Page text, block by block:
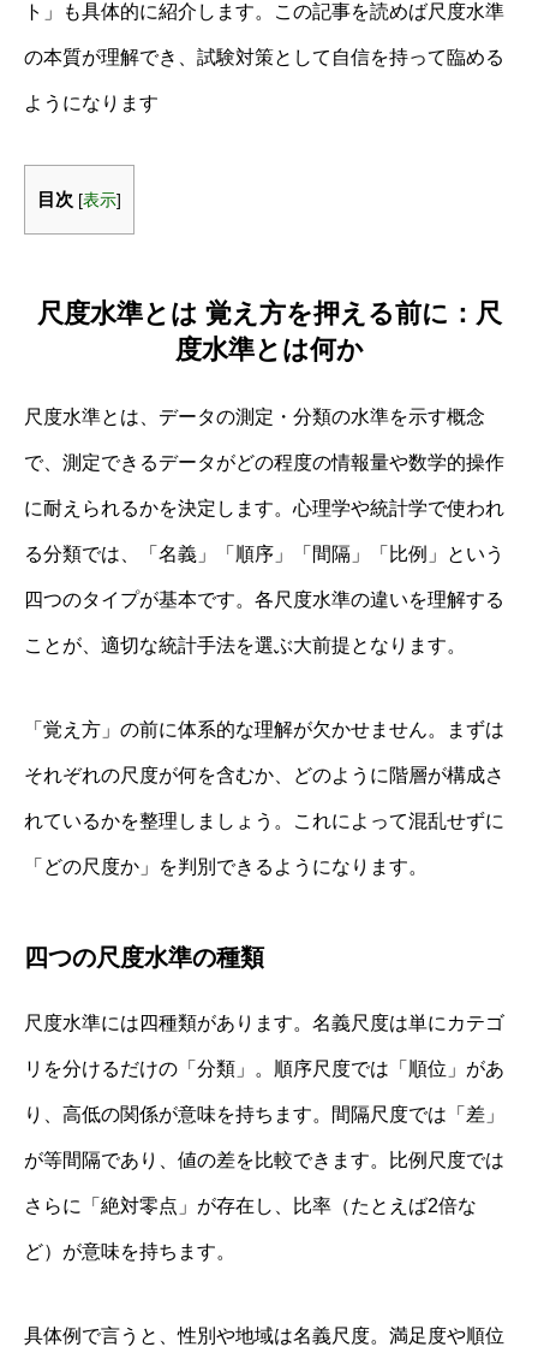
ト」も具体的に紹介します。この記事を読めば尺度水準
の本質が理解でき、試験対策として自信を持って臨める
ようになります
目次 [表示]
尺度水準とは 覚え方を押える前に：尺
度水準とは何か
尺度水準とは、データの測定・分類の水準を示す概念
で、測定できるデータがどの程度の情報量や数学的操作
に耐えられるかを決定します。心理学や統計学で使われ
る分類では、「名義」「順序」「間隔」「比例」という
四つのタイプが基本です。各尺度水準の違いを理解する
ことが、適切な統計手法を選ぶ大前提となります。
「覚え方」の前に体系的な理解が欠かせません。まずは
それぞれの尺度が何を含むか、どのように階層が構成さ
れているかを整理しましょう。これによって混乱せずに
「どの尺度か」を判別できるようになります。
四つの尺度水準の種類
尺度水準には四種類があります。名義尺度は単にカテゴ
リを分けるだけの「分類」。順序尺度では「順位」があ
り、高低の関係が意味を持ちます。間隔尺度では「差」
が等間隔であり、値の差を比較できます。比例尺度では
さらに「絶対零点」が存在し、比率（たとえば2倍な
ど）が意味を持ちます。
具体例で言うと、性別や地域は名義尺度。満足度や順位